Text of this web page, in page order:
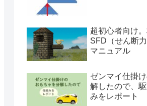
超初心者向け
SFD（せん断
マニュアル
ゼンマイ仕掛
解したので、
みをレポート